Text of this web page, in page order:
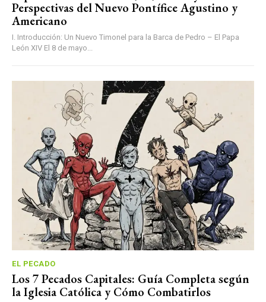
Perspectivas del Nuevo Pontífice Agustino y
Americano
I. Introducción: Un Nuevo Timonel para la Barca de Pedro – El Papa
León XIV El 8 de mayo...
EL PECADO
Los 7 Pecados Capitales: Guía Completa según
la Iglesia Católica y Cómo Combatirlos